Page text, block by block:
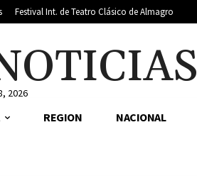
Festival Int. de Teatro Clásico de Almagro
2026
REGION NACIONAL